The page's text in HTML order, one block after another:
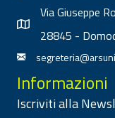
Via Giuseppe
28845 -
Informazioni
Iscriviti alla